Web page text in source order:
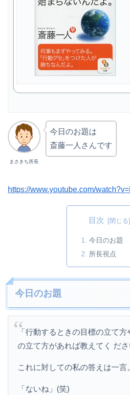
まさきち所長
今日のお題は
斎藤一人さんです
https://www.youtube.com/
目次
今日のお題
所長視点
今日のお題
「行動するときの目標の立て
の立て方があれば教えてく ださ
これに対しての私の答えは一言
「ないね」(笑)